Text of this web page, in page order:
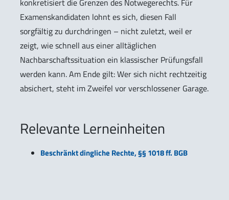
Examenskandidaten lohnt es sich, diesen Fall
sorgfältig zu durchdringen – nicht zuletzt, weil er
zeigt, wie schnell aus einer alltäglichen
Nachbarschaftssituation ein klassischer Prüfungsfall
werden kann. Am Ende gilt: Wer sich nicht rechtzeitig
absichert, steht im Zweifel vor verschlossener Garage.
Relevante Lerneinheiten
Beschränkt dingliche Rechte, §§ 1018 ff. BGB